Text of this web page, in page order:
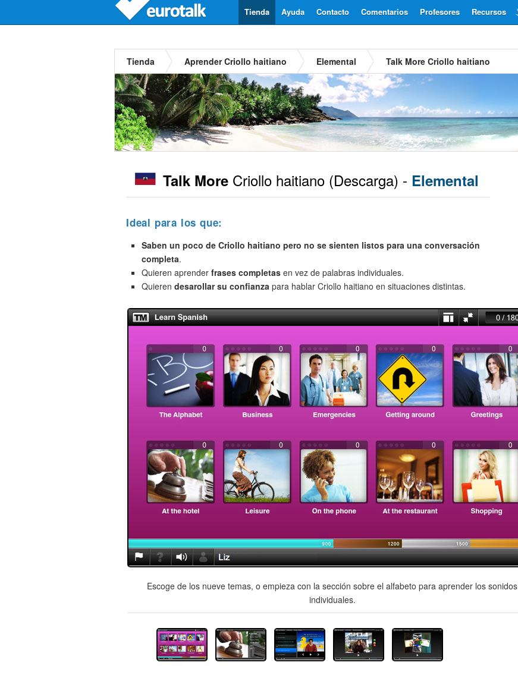
Recursos
Profesores
Comentarios
Contacto
Ayuda
Tienda
Tienda Aprender Criollo haitiano Elemental Talk More Criollo haitiano
Talk More Criollo haitiano (Descarga) - Elemental
Ideal para los que:
Saben un poco de Criollo haitiano pero no se sienten listos para una conversación
completa.
Quieren aprender frases completas en vez de palabras individuales.
Quieren desarollar su confianza para hablar Criollo haitiano en situaciones distintas.
Escoge de los nueve temas, o empieza con la sección sobre el alfabeto para aprender los sonidos
individuales.